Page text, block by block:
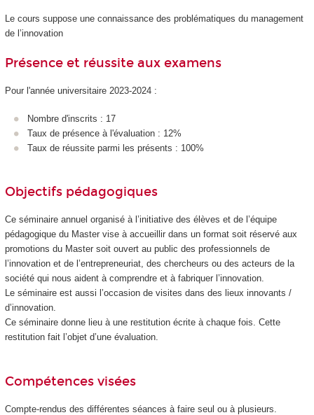
Le cours suppose une connaissance des problématiques du management
de l’innovation
Présence et réussite aux examens
Pour l'année universitaire 2023-2024 :
Nombre d'inscrits : 17
Taux de présence à l'évaluation : 12%
Taux de réussite parmi les présents : 100%
Objectifs pédagogiques
Ce séminaire annuel organisé à l’initiative des élèves et de l’équipe
pédagogique du Master vise à accueillir dans un format soit réservé aux
promotions du Master soit ouvert au public des professionnels de
l’innovation et de l’entrepreneuriat, des chercheurs ou des acteurs de la
société qui nous aident à comprendre et à fabriquer l’innovation.
Le séminaire est aussi l’occasion de visites dans des lieux innovants /
d’innovation.
Ce séminaire donne lieu à une restitution écrite à chaque fois. Cette
restitution fait l’objet d’une évaluation.
Compétences visées
Compte-rendus des différentes séances à faire seul ou à plusieurs.